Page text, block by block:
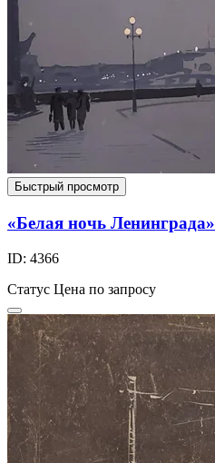
Быстрый просмотр
«Белая ночь Ленинграда»
ID: 4366
Статус Цена по запросу